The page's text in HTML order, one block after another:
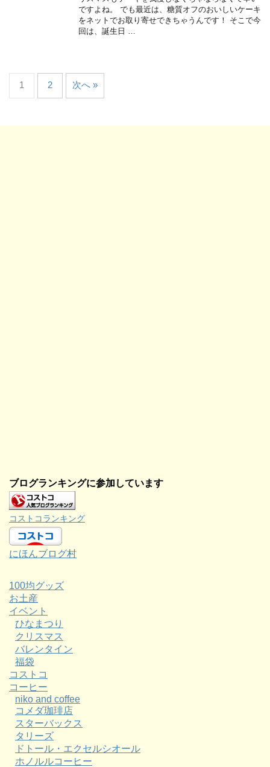
ですよね。 でも最近は、糖質オフのおいしいケーキ
をネットでお取り寄せできちゃうんです！ そこで今
回は、誕生日 …
1 2 次へ »
ブログランキングに参加しています
コストコランキング
にほんブログ村
100均グッズ
お土産
イベント
ひなまつり
クリスマス
バレンタイン
福袋
コストコ
コーヒー
niko and coffee
コメダ珈琲店
スターバックス
タリーズ
ドトール・エクセルシオール
ホノルルコーヒー